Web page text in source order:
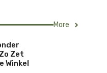
More
Zet
Winkel